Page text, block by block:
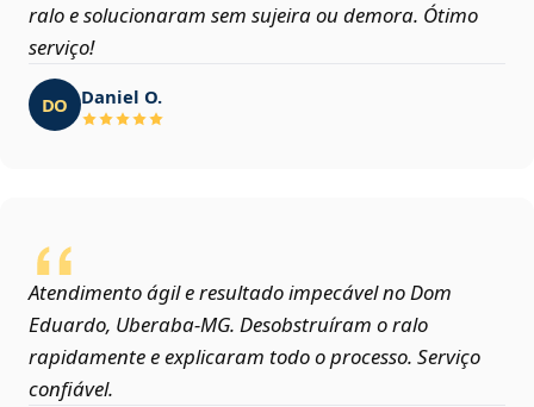
ralo e solucionaram sem sujeira ou demora. Ótimo
serviço!
DO Daniel O.
Atendimento ágil e resultado impecável no Dom
Eduardo, Uberaba‑MG. Desobstruíram o ralo
rapidamente e explicaram todo o processo. Serviço
confiável.